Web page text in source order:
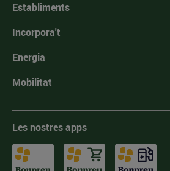
Establiments
Incorpora't
Energia
Mobilitat
Les nostres apps